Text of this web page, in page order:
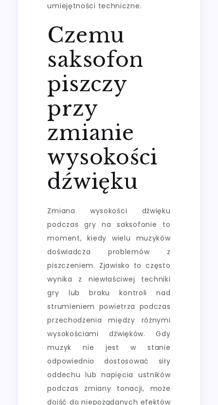
umiejętności techniczne.
Czemu
saksofon
piszczy
przy
zmianie
wysokości
dźwięku
Zmiana wysokości dźwięku
podczas gry na saksofonie to
moment, kiedy wielu muzyków
doświadcza problemów z
piszczeniem. Zjawisko to często
wynika z niewłaściwej techniki
gry lub braku kontroli nad
strumieniem powietrza podczas
przechodzenia między różnymi
wysokościami dźwięków. Gdy
muzyk nie jest w stanie
odpowiednio dostosować siły
oddechu lub napięcia ustników
podczas zmiany tonacji, może
dojść do niepożądanych efektów